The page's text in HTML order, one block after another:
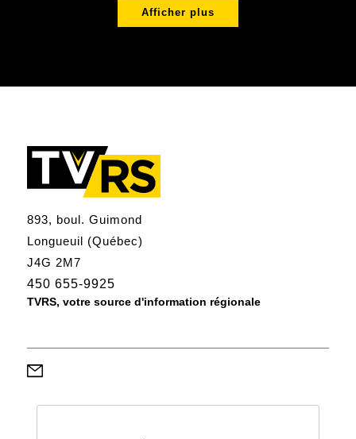
Afficher plus
893, boul. Guimond
Longueuil (Québec)
J4G 2M7
450 655-9925
TVRS, votre source d'information régionale